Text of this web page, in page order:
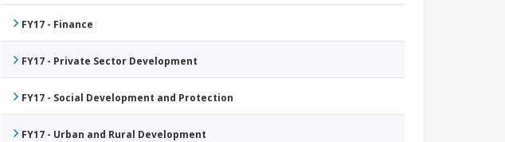
FY17 - Finance
FY17 - Private Sector Development
FY17 - Social Development and Protection
FY17 - Urban and Rural Development